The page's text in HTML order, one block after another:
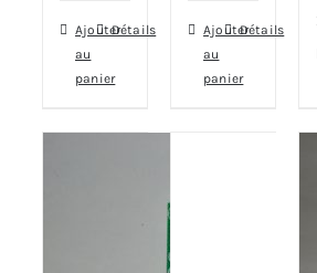
Ajouter
au
panier
Détails
Ajouter
au
panier
Détails